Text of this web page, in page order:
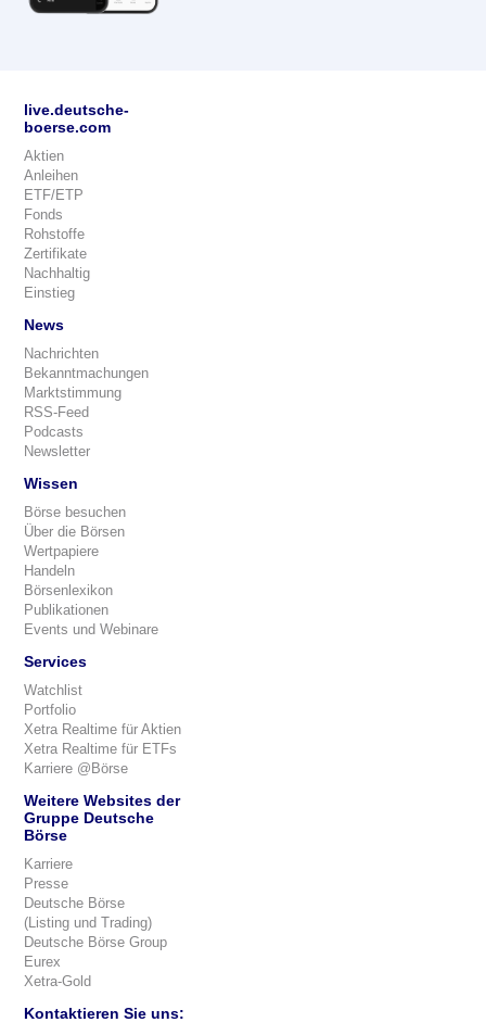
live.deutsche-
boerse.com
Aktien
Anleihen
ETF/ETP
Fonds
Rohstoffe
Zertifikate
Nachhaltig
Einstieg
News
Nachrichten
Bekanntmachungen
Marktstimmung
RSS-Feed
Podcasts
Newsletter
Wissen
Börse besuchen
Über die Börsen
Wertpapiere
Handeln
Börsenlexikon
Publikationen
Events und Webinare
Services
Watchlist
Portfolio
Xetra Realtime für Aktien
Xetra Realtime für ETFs
Karriere @Börse
Weitere Websites der
Gruppe Deutsche
Börse
Karriere
Presse
Deutsche Börse
(Listing und Trading)
Deutsche Börse Group
Eurex
Xetra-Gold
Kontaktieren Sie uns: